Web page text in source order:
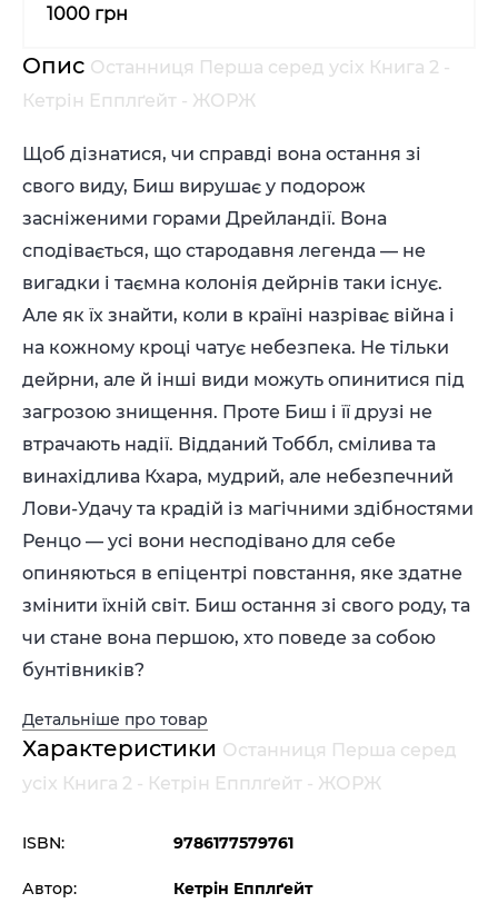
1000 грн
Опис Останниця Перша серед усіх Книга 2 -
Кетрін Епплґейт - ЖОРЖ
Щоб дізнатися, чи справді вона остання зі
свого виду, Биш вирушає у подорож
засніженими горами Дрейландії. Вона
сподівається, що стародавня легенда — не
вигадки і таємна колонія дейрнів таки існує.
Але як їх знайти, коли в країні назріває війна і
на кожному кроці чатує небезпека. Не тільки
дейрни, але й інші види можуть опинитися під
загрозою знищення. Проте Биш і її друзі не
втрачають надії. Відданий Тоббл, смілива та
винахідлива Кхара, мудрий, але небезпечний
Лови-Удачу та крадій із магічними здібностями
Ренцо — усі вони несподівано для себе
опиняються в епіцентрі повстання, яке здатне
змінити їхній світ. Биш остання зі свого роду, та
чи стане вона першою, хто поведе за собою
бунтівників?
Детальніше про товар
Характеристики Останниця Перша серед
усіх Книга 2 - Кетрін Епплґейт - ЖОРЖ
ISBN: 9786177579761
Автор: Кетрін Епплґейт